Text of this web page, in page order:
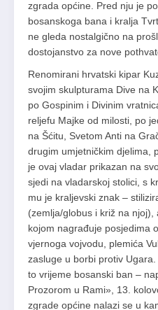
zgrada općine. Pred nju je
bosanskoga bana i kralja
ne gleda nostalgično na
dostojanstvo za nove
Renomirani hrvatski kipar
svojim skulpturama Dive na
po Gospinim i Divinim
reljefu Majke od milosti, po
na Šćitu, Svetom Anti na
drugim umjetničkim djelima,
je ovaj vladar prikazan na
sjedi na vladarskoj stolici, s
mu je kraljevski znak –
(zemlja/globus i križ na
kojom nagrađuje posjedima
vjernoga vojvodu, plemića
zasluge u borbi protiv
to vrijeme bosanski ban –
Prozorom u Rami», 13.
zgrade općine nalazi se u